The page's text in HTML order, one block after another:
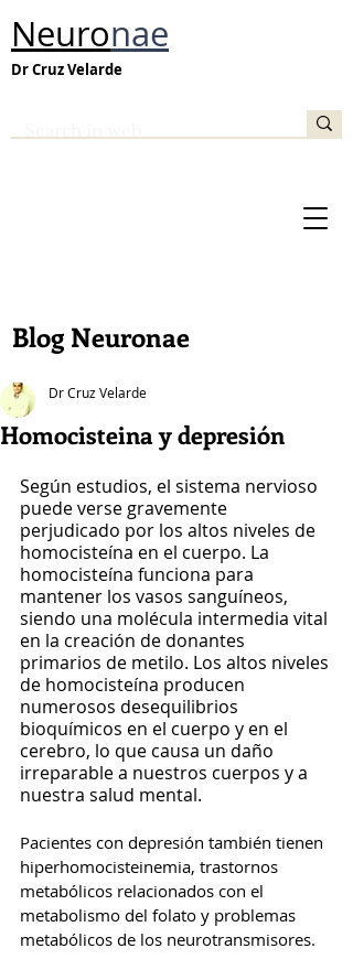
Neuronae
Dr Cruz Velarde
Blog Neuronae
Homocisteina y depresión
Dr Cruz Velarde
Según estudios, el sistema nervioso
puede verse gravemente
perjudicado por los altos niveles de
homocisteína en el cuerpo. La
homocisteína funciona para
mantener los vasos sanguíneos,
siendo una molécula intermedia vital
en la creación de donantes
primarios de metilo. Los altos niveles
de homocisteína producen
numerosos desequilibrios
bioquímicos en el cuerpo y en el
cerebro, lo que causa un daño
irreparable a nuestros cuerpos y a
nuestra salud mental.
Pacientes con depresión también tienen
hiperhomocisteinemia, trastornos
metabólicos relacionados con el
metabolismo del folato y problemas
metabólicos de los neurotransmisores.